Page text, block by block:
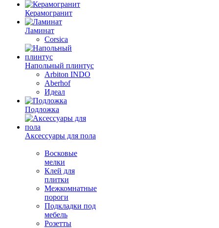
Керамогранит
Ламинат
Corsica
Напольный плинтус
Arbiton INDO
Aberhof
Идеал
Подложка
Аксессуары для пола
Восковые
мелки
Клей для
плитки
Межкомнатные
пороги
Подкладки под
мебель
Розетты